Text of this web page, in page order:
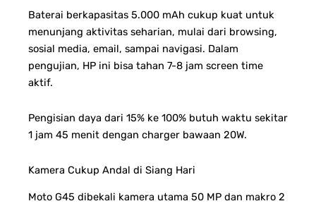
Baterai berkapasitas 5.000 mAh cukup kuat untuk
menunjang aktivitas seharian, mulai dari browsing,
sosial media, email, sampai navigasi. Dalam
pengujian, HP ini bisa tahan 7-8 jam screen time
aktif.
Pengisian daya dari 15% ke 100% butuh waktu sekitar
1 jam 45 menit dengan charger bawaan 20W.
Kamera Cukup Andal di Siang Hari
Moto G45 dibekali kamera utama 50 MP dan makro 2